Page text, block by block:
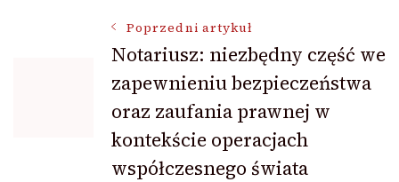
Nawigacja
wpisu
Poprzedni artykuł
Notariusz: niezbędny część we
zapewnieniu bezpieczeństwa
oraz zaufania prawnej w
kontekście operacjach
współczesnego świata